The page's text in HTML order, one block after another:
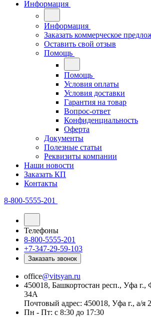
Информация
Информация
Заказать коммерческое
Оставить свой отзыв
Помощь
Помощь
Условия оплаты
Условия доставки
Гарантия на товар
Вопрос-ответ
Конфиденциальность
Оферта
Документы
Полезные статьи
Реквизиты компании
Наши новости
Заказать КП
Контакты
8-800-5555-201
Телефоны
8-800-5555-201
+7-347-29-59-103
Заказать звонок
office@vitsyan.ru
450018, Башкортостан респ., Уфа г.,
34А
Почтовый адрес: 450018, Уфа г., а/я
Пн - Пт: с 8:30 до 17:30